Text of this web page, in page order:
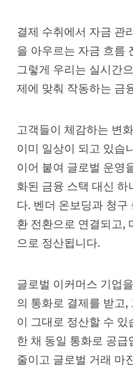
결제 수취에서 자금 관
을 아우르는 자금 흐름
그렇게 우리는 실시간
제에 맞춰 작동하는 금
고객들이 체감하는 변
이미 일상이 되고 있습
이어 붙여 글로벌 운영
화된 금융 스택 대신
다. 벤더 온보딩과 청구
환 전환으로 연결되고,
으로 정산됩니다.
글로벌 이커머스 기업
의 통화로 결제를 받고
이 그대로 정산할 수
한 채 동일 통화로 공
줄이고 글로벌 거래 마